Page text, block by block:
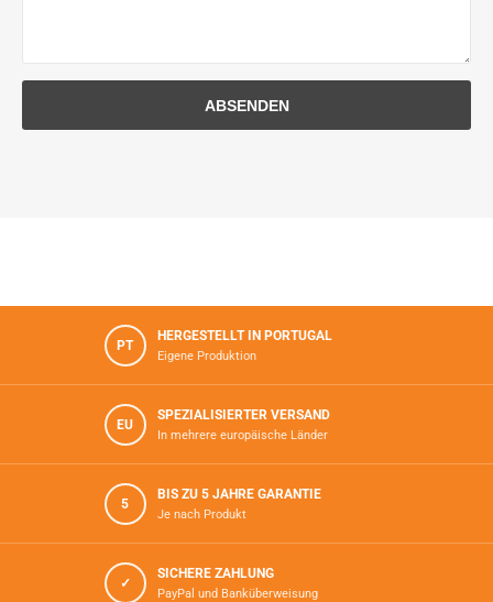
PT
HERGESTELLT IN PORTUGAL
Eigene Produktion
EU
SPEZIALISIERTER VERSAND
In mehrere europäische Länder
5
BIS ZU 5 JAHRE GARANTIE
Je nach Produkt
✓
SICHERE ZAHLUNG
PayPal und Banküberweisung